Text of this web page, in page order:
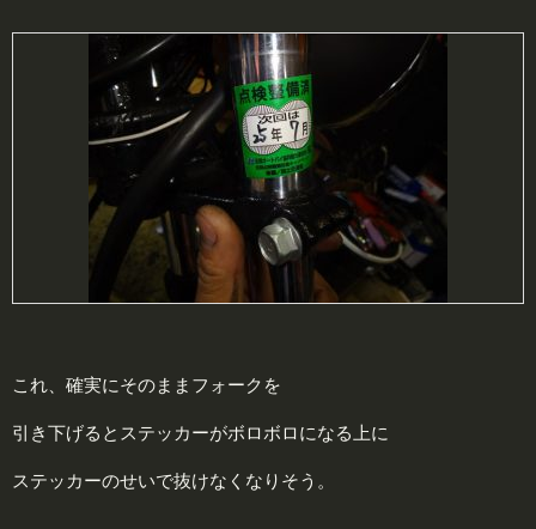
これ、確実にそのままフォークを
引き下げるとステッカーがボロボロになる上に
ステッカーのせいで抜けなくなりそう。